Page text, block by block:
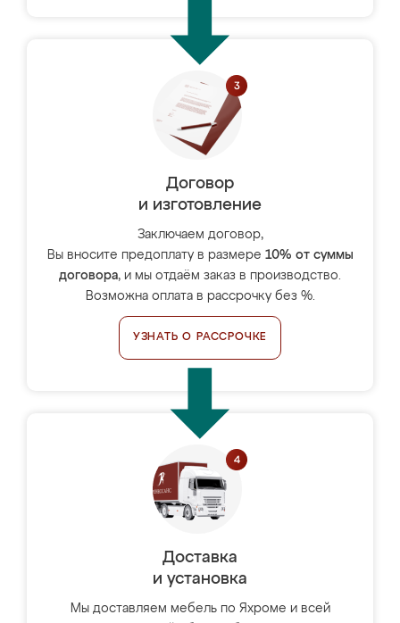
Договор
и изготовление
Заключаем договор,
Вы вносите предоплату в размере 10% от суммы
договора, и мы отдаём заказ в производство.
Возможна оплата в рассрочку без %.
УЗНАТЬ О РАССРОЧКЕ
Доставка
и установка
Мы доставляем мебель по Яхроме и всей